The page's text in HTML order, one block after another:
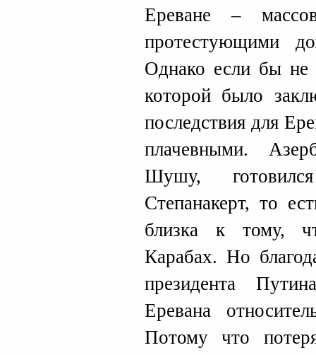
Ереване –
протестующими
Однако если бы не
которой было
последствия для
плачевными.
Шушу,
Степанакерт, то
близка к тому,
Карабах. Но
президента
Еревана
Потому что